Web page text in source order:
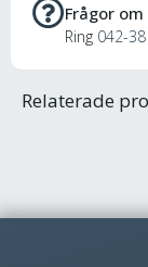
Frågor
Ring 042-
Relaterade